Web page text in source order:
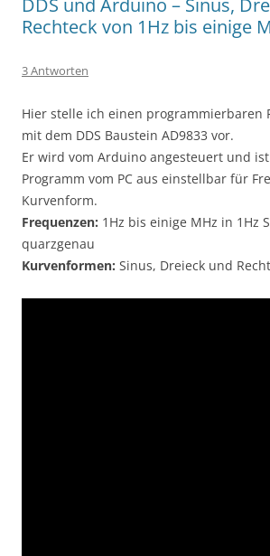
Rechteck von 1Hz bis einige
3 Antworten
Hier stelle ich einen programmierbaren
mit dem DDS Baustein AD9833 vor.
Er wird vom Arduino angesteuert und
Programm vom PC aus einstellbar für
Kurvenform.
Frequenzen: 1Hz bis einige MHz in 1Hz
quarzgenau
Kurvenformen: Sinus, Dreieck und